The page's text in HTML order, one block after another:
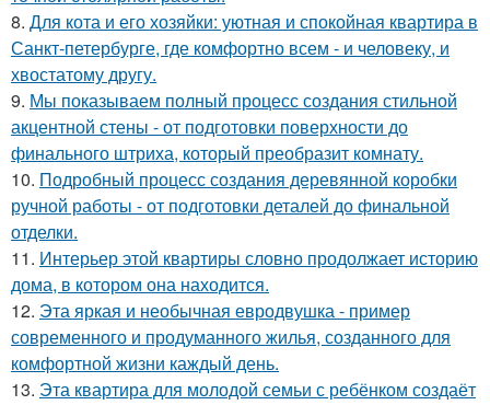
8. Для кота и его хозяйки: уютная и спокойная квартира в
Санкт-петербурге, где комфортно всем - и человеку, и
хвостатому другу.
9. Мы показываем полный процесс создания стильной
акцентной стены - от подготовки поверхности до
финального штриха, который преобразит комнату.
10. Подробный процесс создания деревянной коробки
ручной работы - от подготовки деталей до финальной
отделки.
11. Интерьер этой квартиры словно продолжает историю
дома, в котором она находится.
12. Эта яркая и необычная евродвушка - пример
современного и продуманного жилья, созданного для
комфортной жизни каждый день.
13. Эта квартира для молодой семьи с ребёнком создаёт